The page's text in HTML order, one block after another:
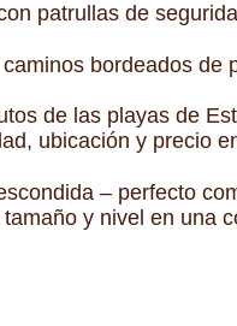
patrullas de
bordeados de
de las playas de
ubicación y precio
– perfecto
y nivel en una